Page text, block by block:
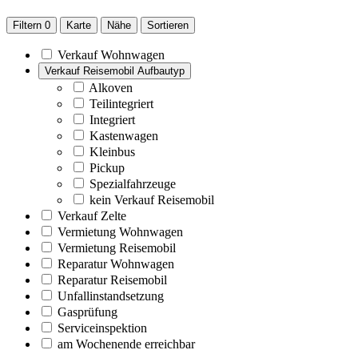
Filtern 0 Karte Nähe Sortieren
Verkauf Wohnwagen
Verkauf Reisemobil Aufbautyp
Alkoven
Teilintegriert
Integriert
Kastenwagen
Kleinbus
Pickup
Spezialfahrzeuge
kein Verkauf Reisemobil
Verkauf Zelte
Vermietung Wohnwagen
Vermietung Reisemobil
Reparatur Wohnwagen
Reparatur Reisemobil
Unfallinstandsetzung
Gasprüfung
Serviceinspektion
am Wochenende erreichbar